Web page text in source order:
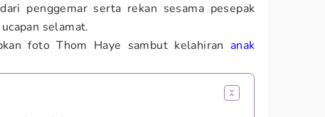
penggemar serta rekan sesama pesepak
selamat.
foto Thom Haye sambut kelahiran anak